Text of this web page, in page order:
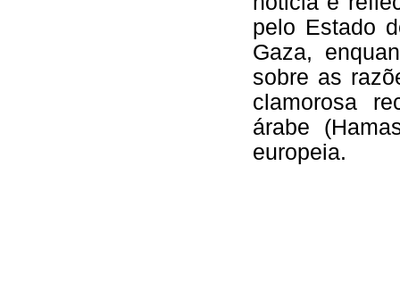
pelo Estado
Gaza,
sobre as
clamorosa
árabe
europeia.